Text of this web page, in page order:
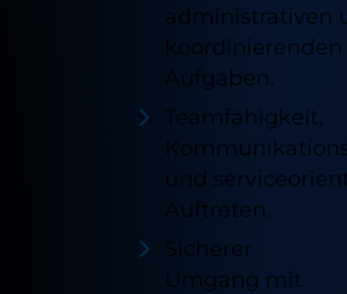
administrativen
koordinierenden
Aufgaben.
Teamfähigkeit,
und
Auftreten.
Sicherer
Umgang mit